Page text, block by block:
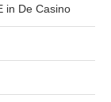
in De Casino